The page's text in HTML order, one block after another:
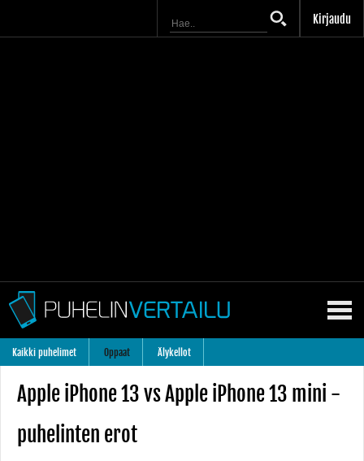
Kirjaudu
Kaikki puhelimet Oppaat Älykellot
Apple iPhone 13 vs Apple iPhone 13 mini -
puhelinten erot